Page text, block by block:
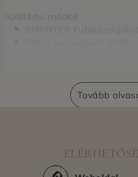
Szállítási módok
Expressz átvétel dm
regisztrált vásárlók
Expressz átvétel dm
Még nincs adat.
Tovább